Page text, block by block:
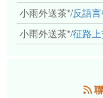
小雨外送茶*/反語言
小雨外送茶*/征路上交織的部